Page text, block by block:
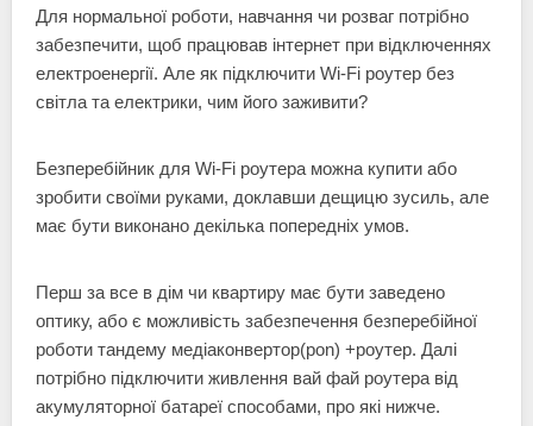
Для нормальної роботи, навчання чи розваг потрібно
забезпечити, щоб працював інтернет при відключеннях
електроенергії. Але як підключити Wi-Fi роутер без
світла та електрики, чим його заживити?
Безперебійник для Wi-Fi роутера можна купити або
зробити своїми руками, доклавши дещицю зусиль, але
має бути виконано декілька попередніх умов.
Перш за все в дім чи квартиру має бути заведено
оптику, або є можливість забезпечення безперебійної
роботи тандему медіаконвертор(pon) +роутер. Далі
потрібно підключити живлення вай фай роутера від
акумуляторної батареї способами, про які нижче.